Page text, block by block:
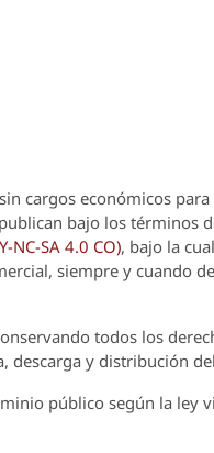
cargos económicos
bajo los términos
NC-SA 4.0 CO), bajo la
siempre y cuando
todos los
descarga y distribución
público según la ley